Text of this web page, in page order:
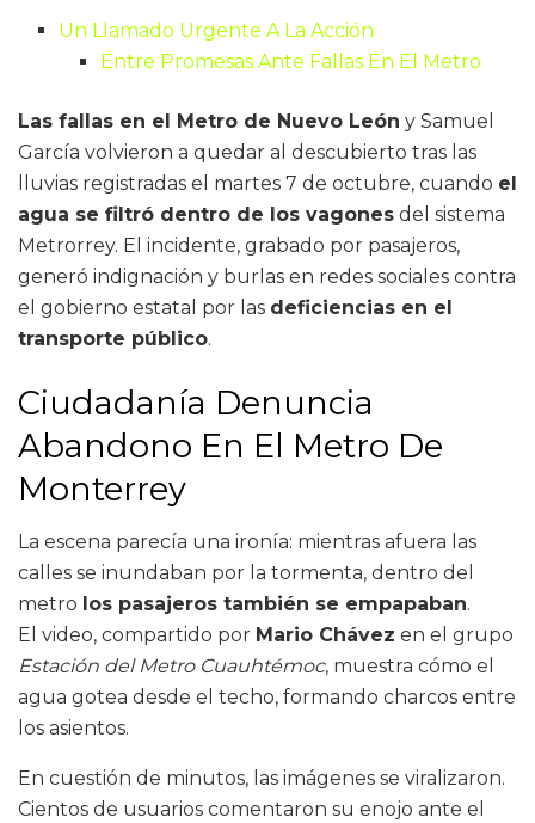
Un Llamado Urgente A La Acción
Entre Promesas Ante Fallas En El Metro
Las fallas en el Metro de Nuevo León y Samuel
García volvieron a quedar al descubierto tras las
lluvias registradas el martes 7 de octubre, cuando el
agua se filtró dentro de los vagones del sistema
Metrorrey. El incidente, grabado por pasajeros,
generó indignación y burlas en redes sociales contra
el gobierno estatal por las deficiencias en el
transporte público.
Ciudadanía Denuncia
Abandono En El Metro De
Monterrey
La escena parecía una ironía: mientras afuera las
calles se inundaban por la tormenta, dentro del
metro los pasajeros también se empapaban.
El video, compartido por Mario Chávez en el grupo
Estación del Metro Cuauhtémoc, muestra cómo el
agua gotea desde el techo, formando charcos entre
los asientos.
En cuestión de minutos, las imágenes se viralizaron.
Cientos de usuarios comentaron su enojo ante el